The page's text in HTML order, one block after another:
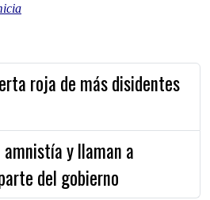
roja de más disidentes
y llaman a
del gobierno